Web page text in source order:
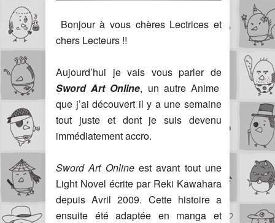
Bonjour à vous chères Lectrices et
chers Lecteurs !!
Aujourd’hui je vais vous parler de
Sword Art Online, un autre Anime
que j’ai découvert il y a une semaine
tout juste et dont je suis devenu
immédiatement accro.
Sword Art Onlineest avant tout une
Light Novel écrite par Reki Kawahara
depuis Avril 2009. Cette histoire a
ensuite été adaptée en manga et